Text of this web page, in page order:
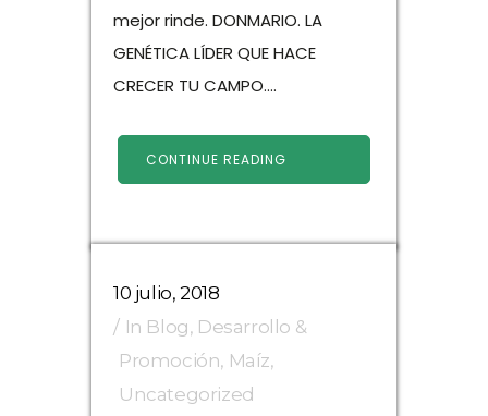
mejor rinde. DONMARIO. LA
GENÉTICA LÍDER QUE HACE
CRECER TU CAMPO....
CONTINUE READING
10 julio, 2018
In Blog, Desarrollo &
Promoción, Maíz,
Uncategorized